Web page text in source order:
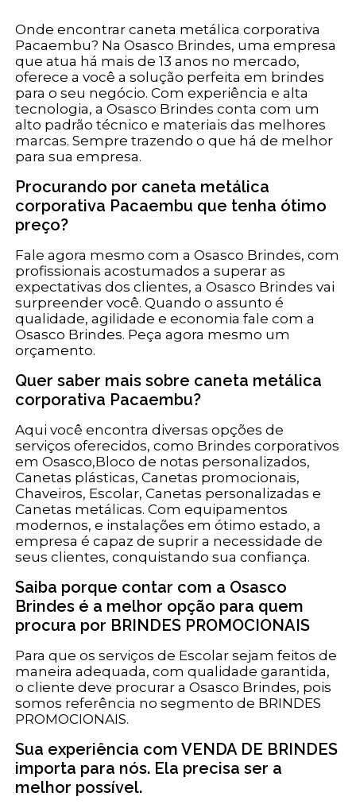
Onde encontrar caneta metálica corporativa
Pacaembu? Na Osasco Brindes, uma empresa
que atua há mais de 13 anos no mercado,
oferece a você a solução perfeita em brindes
para o seu negócio. Com experiência e alta
tecnologia, a Osasco Brindes conta com um
alto padrão técnico e materiais das melhores
marcas. Sempre trazendo o que há de melhor
para sua empresa.
Procurando por caneta metálica
corporativa Pacaembu que tenha ótimo
preço?
Fale agora mesmo com a Osasco Brindes, com
profissionais acostumados a superar as
expectativas dos clientes, a Osasco Brindes vai
surpreender você. Quando o assunto é
qualidade, agilidade e economia fale com a
Osasco Brindes. Peça agora mesmo um
orçamento.
Quer saber mais sobre caneta metálica
corporativa Pacaembu?
Aqui você encontra diversas opções de
serviços oferecidos, como Brindes corporativos
em Osasco,Bloco de notas personalizados,
Canetas plásticas, Canetas promocionais,
Chaveiros, Escolar, Canetas personalizadas e
Canetas metálicas. Com equipamentos
modernos, e instalações em ótimo estado, a
empresa é capaz de suprir a necessidade de
seus clientes, conquistando sua confiança.
Saiba porque contar com a Osasco
Brindes é a melhor opção para quem
procura por BRINDES PROMOCIONAIS
Para que os serviços de Escolar sejam feitos de
maneira adequada, com qualidade garantida,
o cliente deve procurar a Osasco Brindes, pois
somos referência no segmento de BRINDES
PROMOCIONAIS.
Sua experiência com VENDA DE BRINDES
importa para nós. Ela precisa ser a
melhor possível.